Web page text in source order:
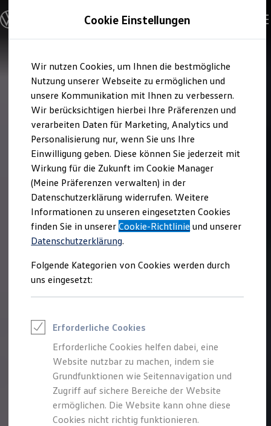
Hauptinhalt
springen
Footer
springen
Modelle & Konfigurator
Nutzfahrzeugkategorien entdecken
Modelle konfigurieren
Vorgängermodelle und Oldtimer
Vorgängermodelle
Oldtimer
Bulli Historie
Branchenlösungen & Gewerbekunden
Umbaulösungen und Hersteller finden
Auf- und Umbauten entdecken & konfigurieren
Groß- und Sonderkunden
Großkunden
Kommunen & Behörden
Journalisten
Sportvereine
Branchenlösungen
Bau & Handwerk
Gewerbliche Personenbeförderung
Service & mobile Werkstätten
Kurier, Logistik & Handel
Feuerwehr
Rettungsdienste
ONE Business ID Vorteile
Fahrzeugsuche & Marktplatz
Digitaler Marktplatz
Kauf & Finanzierung
Online-Fahrzeugbewertung
Aktionen & Angebote
E-Auto-Förderung
Für Privatkunden
Für Gewerbekunden
Profi Paket
TopDeal
Cookie Einstellungen
Wir nutzen Cookies, um Ihnen die bestmögliche
Nutzung unserer Webseite zu ermöglichen und
unsere Kommunikation mit Ihnen zu verbessern.
Wir berücksichtigen hierbei Ihre Präferenzen und
verarbeiten Daten für Marketing, Analytics und
Personalisierung nur, wenn Sie uns Ihre
Einwilligung geben. Diese können Sie jederzeit mit
Wirkung für die Zukunft im Cookie Manager
(Meine Präferenzen verwalten) in der
Datenschutzerklärung widerrufen. Weitere
Informationen zu unseren eingesetzten Cookies
finden Sie in unsererCookie-Richtlinie und unserer
Datenschutzerklärung.
Folgende Kategorien von Cookies werden durch
uns eingesetzt:
Erforderliche Cookies
Erforderliche Cookies helfen dabei, eine
Website nutzbar zu machen, indem sie
Grundfunktionen wie Seitennavigation und
Zugriff auf sichere Bereiche der Website
ermöglichen. Die Website kann ohne diese
Cookies nicht richtig funktionieren.